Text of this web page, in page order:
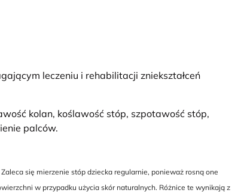
leczeniu i rehabilitacji zniekształceń
kolan, koślawość stóp, szpotawość stóp,
palców.
się mierzenie stóp dziecka regularnie, ponieważ rosną one
w przypadku użycia skór naturalnych. Różnice te wynikają z